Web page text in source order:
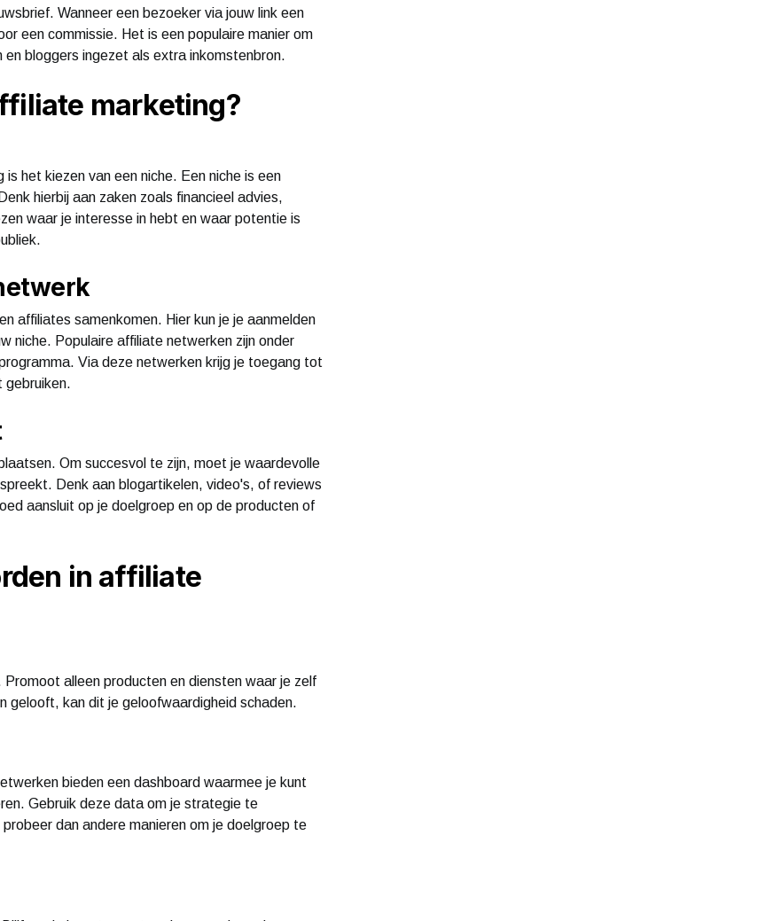
Wanneer een bezoeker via jouw link een
een commissie. Het is een populaire manier om
bloggers ingezet als extra inkomstenbron.
marketing?
het kiezen van een niche. Een niche is een
hierbij aan zaken zoals financieel advies,
waar je interesse in hebt en waar potentie is
affiliates samenkomen. Hier kun je je aanmelden
niche. Populaire affiliate netwerken zijn onder
Via deze netwerken krijg je toegang tot
gebruiken.
Om succesvol te zijn, moet je waardevolle
Denk aan blogartikelen, video's, of reviews
aansluit op je doelgroep en op de producten of
in affiliate
alleen producten en diensten waar je zelf
gelooft, kan dit je geloofwaardigheid schaden.
bieden een dashboard waarmee je kunt
Gebruik deze data om je strategie te
dan andere manieren om je doelgroep te